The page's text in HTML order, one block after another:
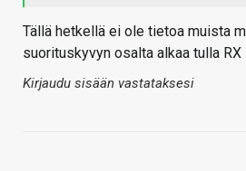
Tällä hetkellä ei ole tietoa muista
suorituskyvyn osalta alkaa tulla
Kirjaudu sisään vastataksesi